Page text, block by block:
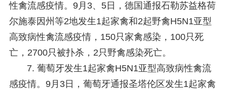
性禽流感疫情。 9月3、5日，德国通报石勒苏益格荷
尔施泰因州等2地发生1起家禽和2起野禽H5N1亚型
高致病性禽流感疫情，150只家禽感染，100只死
亡，2700只被扑杀，2只野禽感染死亡。
7. 葡萄牙发生1起家禽H5N1亚型高致病性禽流
感疫情。 9月3日，葡萄牙通报圣塔伦区发生1起家禽